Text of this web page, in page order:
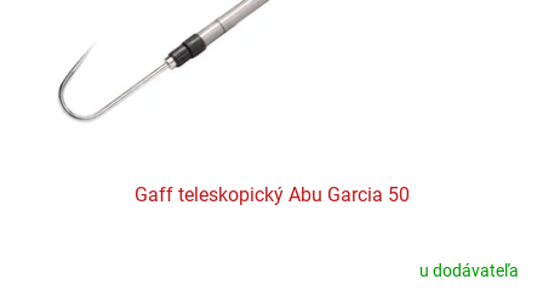
Gaff teleskopický Abu Garcia 50
u dodávateľa